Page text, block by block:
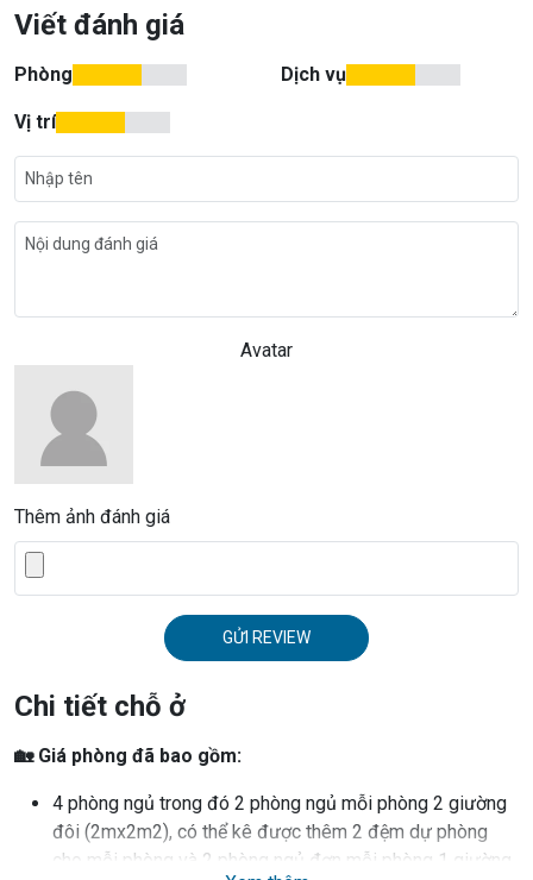
Viết đánh giá
Phòng Dịch vụ
Vị trí
Avatar
Thêm ảnh đánh giá
GỬI REVIEW
Chi tiết chỗ ở
🏡 Giá phòng đã bao gồm:
4 phòng ngủ trong đó 2 phòng ngủ mỗi phòng 2 giường
đôi (2mx2m2), có thể kê được thêm 2 đệm dự phòng
cho mỗi phòng và 2 phòng ngủ đơn mỗi phòng 1 giường